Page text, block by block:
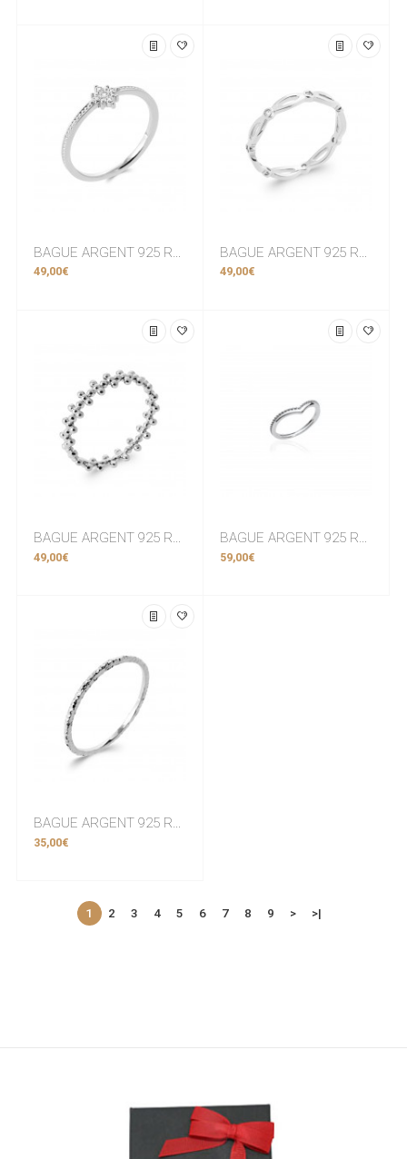
BAGUE ARGENT 925 RHODIE Collection "Diamonds"
49,00€
BAGUE ARGENT 925 RHODIE Collection "Diamonds"
49,00€
BAGUE ARGENT 925 RHODIE Collection "Urban"
49,00€
BAGUE ARGENT 925 RHODIE Collection "Urban"
59,00€
BAGUE ARGENT 925 RHODIE Collection "Martelé"
35,00€
1 2 3 4 5 6 7 8 9 > >|